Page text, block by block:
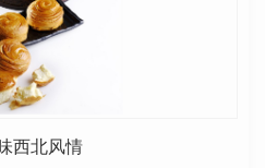
西北风情